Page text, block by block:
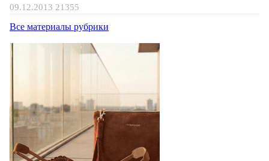
09.12.2013 21355
Все материалы рубрики